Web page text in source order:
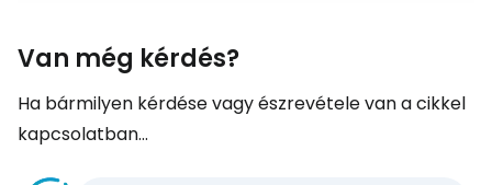
Van még kérdés?
Ha bármilyen kérdése vagy észrevétele van a cikkel
kapcsolatban...